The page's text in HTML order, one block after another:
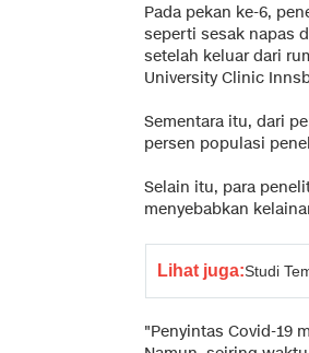
Pada pekan ke-6,
seperti sesak napas
setelah keluar dari
University Clinic
Sementara itu, dari
persen populasi
Selain itu, para
menyebabkan
Lihat juga:Studi
"Penyintas Covid-19